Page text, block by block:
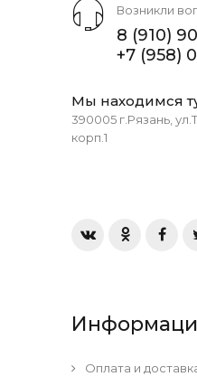
Возникли
8 (910)
+7 (958)
Мы находимся
390005 г.Рязань,
корп.1
Оплата и